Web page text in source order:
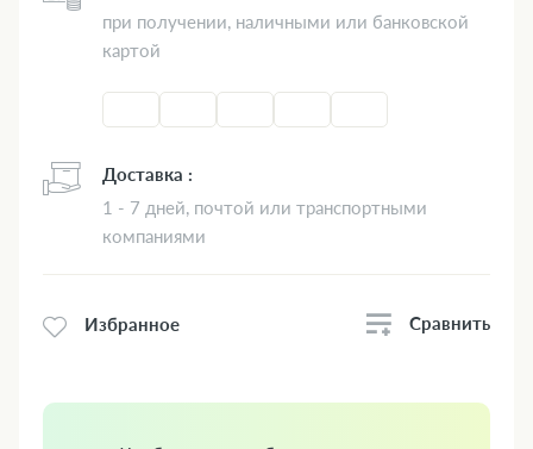
при получении, наличными или банковской
картой
Доставка :
1 - 7 дней, почтой или транспортными
компаниями
Избранное Сравнить